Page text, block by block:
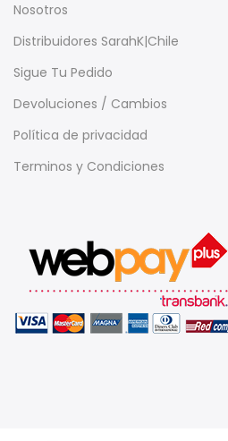
Nosotros
Distribuidores SarahK|Chile
Sigue Tu Pedido
Devoluciones / Cambios
Política de privacidad
Terminos y Condiciones